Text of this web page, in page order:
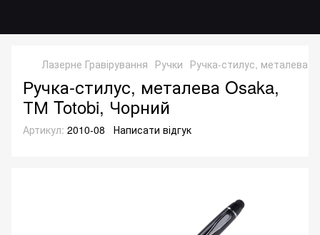
Лазерне Гравірування Ручки Ручка-стилус, металева
Ручка-стилус, металева Osaka,
ТМ Totobi, Чорний
Артикул: 2010-08 Написати відгук